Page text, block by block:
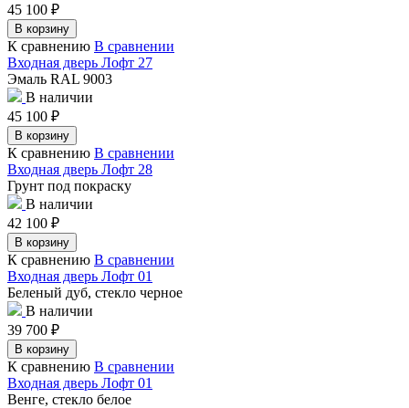
45 100 ₽
В корзину
К сравнению В сравнении
Входная дверь Лофт 27
Эмаль RAL 9003
В наличии
45 100 ₽
В корзину
К сравнению В сравнении
Входная дверь Лофт 28
Грунт под покраску
В наличии
42 100 ₽
В корзину
К сравнению В сравнении
Входная дверь Лофт 01
Беленый дуб, стекло черное
В наличии
39 700 ₽
В корзину
К сравнению В сравнении
Входная дверь Лофт 01
Венге, стекло белое